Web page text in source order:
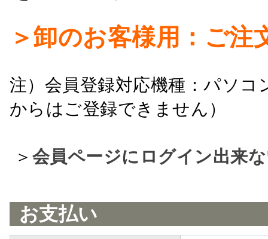
＞卸のお客様用：ご注
注）会員登録対応機種：パソ
からはご登録できません）
＞ 会員ページにログイン出来
お支払い